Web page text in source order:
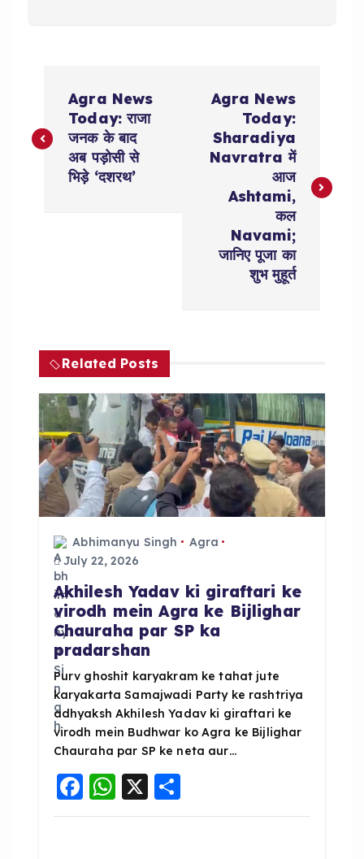
o
g
a
t
Agra News
Today: राजा
जनक के बाद
अब पड़ोसी से
भिड़े ‘दशरथ’
Agra News
Today:
Sharadiya
Navratra में
आज
Ashtami,
कल
Navami;
जानिए पूजा का
शुभ मुहूर्त
Related Posts
Abhimanyu Singh
Agra
July 22, 2026
Akhilesh Yadav ki giraftari ke
virodh mein Agra ke Bijlighar
Chauraha par SP ka
pradarshan
Purv ghoshit karyakram ke tahat jute
karyakarta Samajwadi Party ke rashtriya
adhyaksh Akhilesh Yadav ki giraftari ke
virodh mein Budhwar ko Agra ke Bijlighar
Chauraha par SP ke neta aur…
F
a
W
h
X S
h